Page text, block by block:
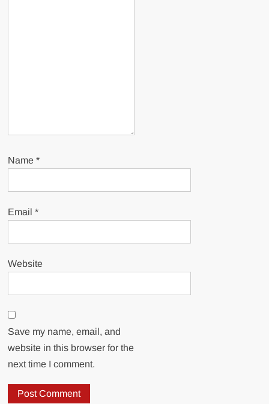
Name*
Email*
Website
Save my name, email, and
website in this browser for the
next time I comment.